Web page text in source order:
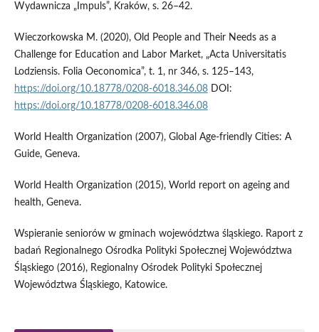
Wydawnicza „Impuls”, Kraków, s. 26–42.
Wieczorkowska M. (2020), Old People and Their Needs as a
Challenge for Education and Labor Market, „Acta Universitatis
Lodziensis. Folia Oeconomica”, t. 1, nr 346, s. 125–143,
https://doi.org/10.18778/0208-6018.346.08DOI:
https://doi.org/10.18778/0208-6018.346.08
World Health Organization (2007), Global Age‑friendly Cities: A
Guide, Geneva.
World Health Organization (2015), World report on ageing and
health, Geneva.
Wspieranie seniorów w gminach województwa śląskiego. Raport z
badań Regionalnego Ośrodka Polityki Społecznej Województwa
Śląskiego (2016), Regionalny Ośrodek Polityki Społecznej
Województwa Śląskiego, Katowice.